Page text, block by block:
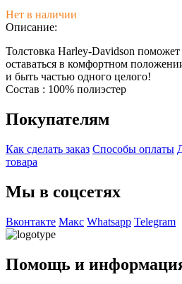
Нет в наличии
Описание:
Толстовка Harley-Davidson
оставаться в комфортном
и быть частью одного целого!
Состав : 100% полиэстер
Покупателям
Как сделать заказ Способы оплаты
товара
Мы в соцсетях
Вконтакте Макс Whatsapp Telegram
Помощь и